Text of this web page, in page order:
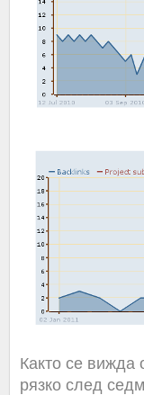
Както се вижда
рязко след